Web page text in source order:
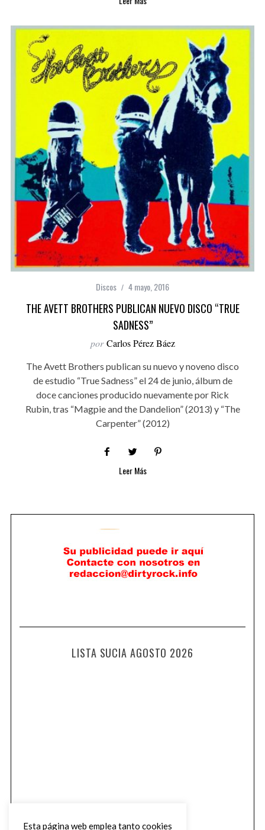
Discos 4 mayo, 2016
THE AVETT BROTHERS PUBLICAN NUEVO DISCO “TRUE
SADNESS”
por Carlos Pérez Báez
The Avett Brothers publican su nuevo y noveno disco
de estudio “True Sadness” el 24 de junio, álbum de
doce canciones producido nuevamente por Rick
Rubin, tras “Magpie and the Dandelion” (2013) y “The
Carpenter” (2012)
Leer Más
LISTA SUCIA AGOSTO 2026
Esta página web emplea tanto cookies